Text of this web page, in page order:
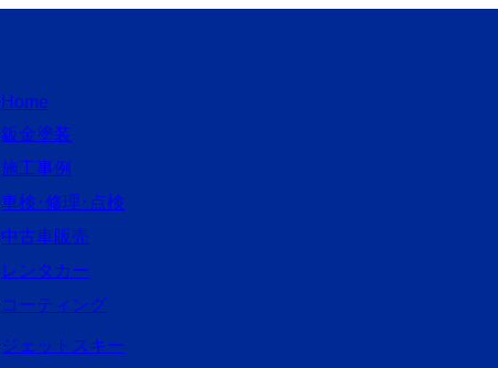
Home
鈑金塗装
施工事例
車検･修理･点検
中古車販売
レンタカー
コーティング
ジェットスキー